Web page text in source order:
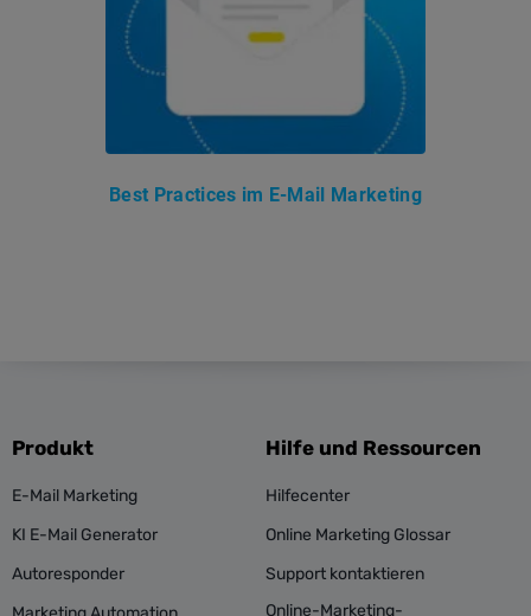
Best Practices im E-Mail Marketing
Produkt
E-Mail Marketing
KI E-Mail Generator
Autoresponder
Hilfe und Ressourcen
Hilfecenter
Online Marketing Glossar
Support kontaktieren
Online-Marketing-